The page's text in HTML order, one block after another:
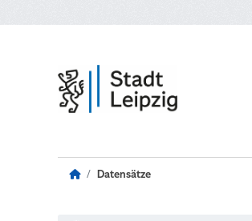
Datensätze